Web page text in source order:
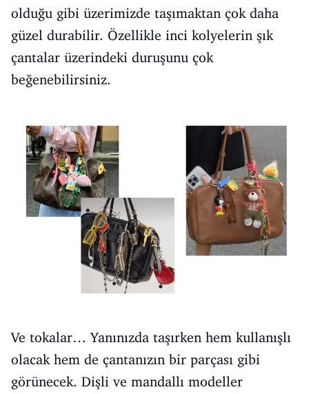
olduğu gibi üzerimizde taşımaktan çok daha
güzel durabilir. Özellikle inci kolyelerin şık
çantalar üzerindeki duruşunu çok
beğenebilirsiniz.
Ve tokalar… Yanınızda taşırken hem kullanışlı
olacak hem de çantanızın bir parçası gibi
görünecek. Dişli ve mandallı modeller